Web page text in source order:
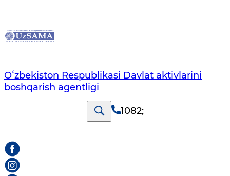
Oʻzbekiston Respublikasi Davlat aktivlarini
boshqarish agentligi
1082;